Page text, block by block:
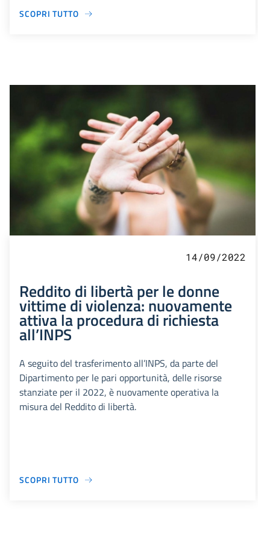
SCOPRI TUTTO
14/09/2022
Reddito di libertà per le donne
vittime di violenza: nuovamente
attiva la procedura di richiesta
all’INPS
A seguito del trasferimento all’INPS, da parte del
Dipartimento per le pari opportunità, delle risorse
stanziate per il 2022, è nuovamente operativa la
misura del Reddito di libertà.
SCOPRI TUTTO